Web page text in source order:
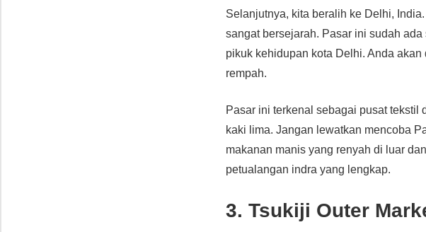
Selanjutnya, kita beralih ke Delhi,
sangat bersejarah. Pasar ini sudah
pikuk kehidupan kota Delhi. Anda
rempah.
Pasar ini terkenal sebagai pusat tekstil
kaki lima. Jangan lewatkan mencoba
makanan manis yang renyah di luar
petualangan indra yang lengkap.
3. Tsukiji Outer